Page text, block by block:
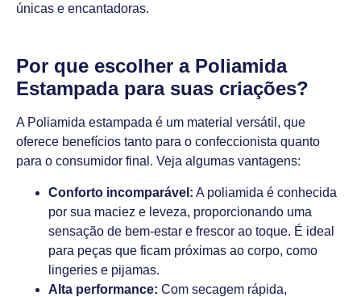
únicas e encantadoras.
Por que escolher a Poliamida
Estampada para suas criações?
A Poliamida estampada é um material versátil, que
oferece benefícios tanto para o confeccionista quanto
para o consumidor final. Veja algumas vantagens:
Conforto incomparável: A poliamida é conhecida
por sua maciez e leveza, proporcionando uma
sensação de bem-estar e frescor ao toque. É ideal
para peças que ficam próximas ao corpo, como
lingeries e pijamas.
Alta performance: Com secagem rápida,